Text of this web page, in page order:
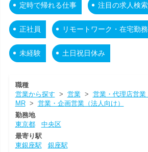
定時で帰れる仕事 注目の求人検
正社員 リモートワーク・在宅勤務
未経験 土日祝日休み
職種
営業から探す > 営業> 営業・代理店営業
MR> 営業・企画営業（法人向け）
勤務地
東京都
中央区
最寄り駅
東銀座駅
銀座駅